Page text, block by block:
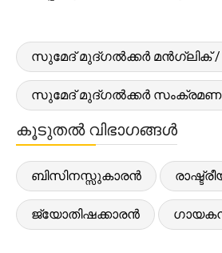
സുമേദ് മുദ്ഗൽക്കർ മൻഗ്ലിക് /
സുമേദ് മുദ്ഗൽക്കർ സംക്രമണം
കൂടുതൽ വിഭാഗങ്ങൾ
ബിസിനസ്സുകാരൻ
ജ്യോതിഷക്കാരൻ